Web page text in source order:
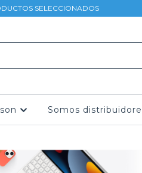
SELECCIONADOS
Somos